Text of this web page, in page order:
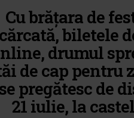
Cu brățara de
biletele
drumul
de cap pentru
pregătesc de
21 iulie, la